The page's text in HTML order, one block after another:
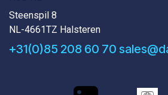
Steenspil 8
NL-4661TZ Halsteren
+31(0)85 208 60 70